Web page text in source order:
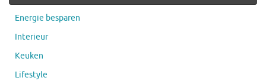
Energie besparen
Interieur
Keuken
Lifestyle